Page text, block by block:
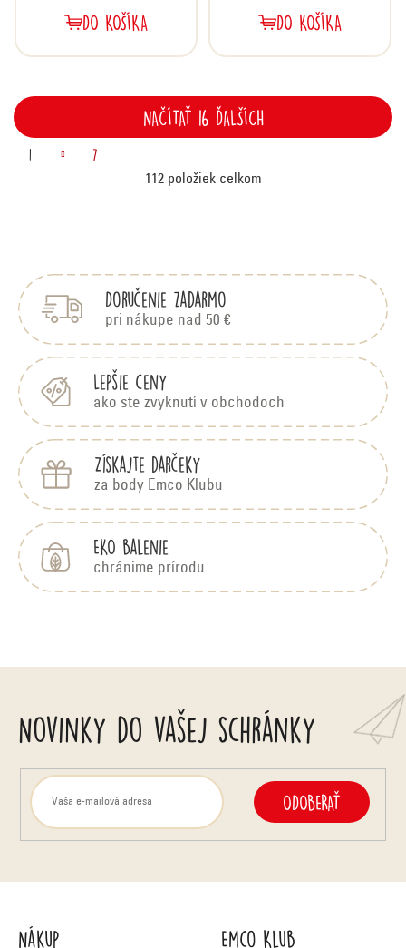
DO KOŠÍKA DO KOŠÍKA
v
d
a
c
e
p
r
v
y
v
p
s
u
NAČÍTAŤ 16 ĎALŠÍCH
á
n
k
o
v
a
n
1 7
112položiek celkom
Doručenie zadarmo
pri nákupe nad 50 €
Lepšie ceny
ako ste zvyknutí v obchodoch
Získajte darčeky
za body Emco Klubu
EKO balenie
chránime prírodu
Novinky do vašej schránky
ODOBERAŤ
Nákup Emco Klub